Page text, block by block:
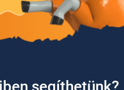
segíthetünk?